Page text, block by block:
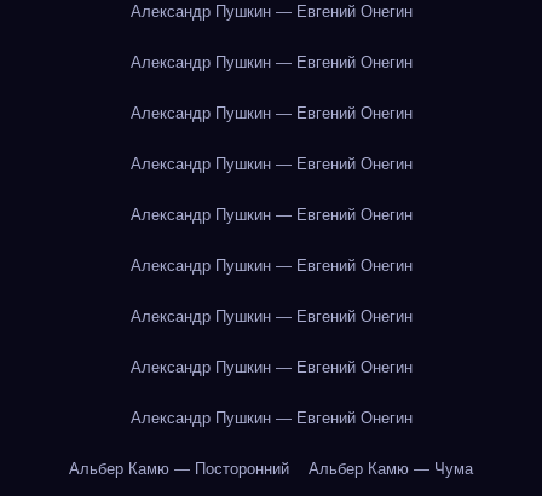
Александр Пушкин — Евгений Онегин
Александр Пушкин — Евгений Онегин
Александр Пушкин — Евгений Онегин
Александр Пушкин — Евгений Онегин
Александр Пушкин — Евгений Онегин
Александр Пушкин — Евгений Онегин
Александр Пушкин — Евгений Онегин
Александр Пушкин — Евгений Онегин
Александр Пушкин — Евгений Онегин
Альбер Камю — Посторонний Альбер Камю — Чума